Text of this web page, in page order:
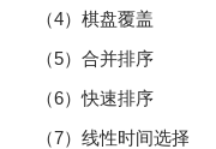
（4）棋盘覆盖
（5）合并排序
（6）快速排序
（7）线性时间选择